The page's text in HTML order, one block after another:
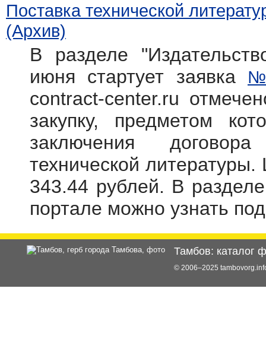
Поставка технической
(Архив)
В разделе
июня стартует заявка
contract-center.ru
закупку, предметом
заключения
технической
343.44 рублей. В
портале можно узнать
Тамбов: каталог
© 2006–2025